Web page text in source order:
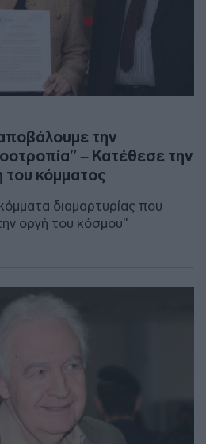
την
– Κατέθεσε την
του κόμματος
διαμαρτυρίας που
οργή του κόσμου"